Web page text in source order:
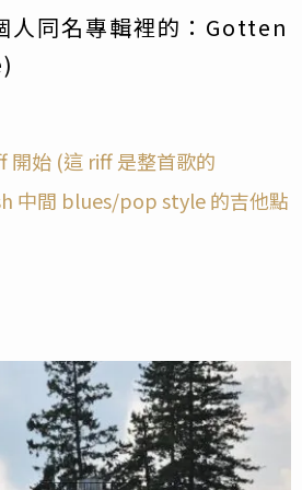
同名專輯裡的：Gotten
開始 (這 riff 是整首歌的
中間 blues/pop style 的吉他點